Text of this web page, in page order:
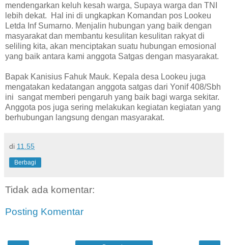
mendengarkan keluh kesah warga, Supaya warga dan TNI
lebih dekat. Hal ini di ungkapkan Komandan pos Lookeu
Letda Inf Sumarno. Menjalin hubungan yang baik dengan
masyarakat dan membantu kesulitan kesulitan rakyat di
seliling kita, akan menciptakan suatu hubungan emosional
yang baik antara kami anggota Satgas dengan masyarakat.
Bapak Kanisius Fahuk Mauk. Kepala desa Lookeu juga
mengatakan kedatangan anggota satgas dari Yonif 408/Sbh
ini sangat memberi pengaruh yang baik bagi warga sekitar.
Anggota pos juga sering melakukan kegiatan kegiatan yang
berhubungan langsung dengan masyarakat.
di 11.55
Berbagi
Tidak ada komentar:
Posting Komentar